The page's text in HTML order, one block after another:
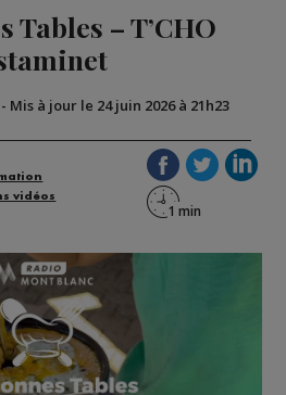
Tables – T’CHO
Mis à jour le 24 juin 2026 à 21h23
vidéos